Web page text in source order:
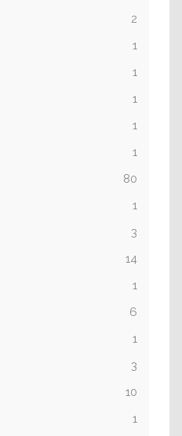
2
1
1
1
1
1
80
1
3
14
1
6
1
3
10
1